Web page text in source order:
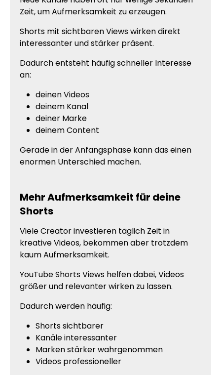
Zeit, um Aufmerksamkeit zu erzeugen.
Shorts mit sichtbaren Views wirken direkt
interessanter und stärker präsent.
Dadurch entsteht häufig schneller Interesse
an:
deinen Videos
deinem Kanal
deiner Marke
deinem Content
Gerade in der Anfangsphase kann das einen
enormen Unterschied machen.
Mehr Aufmerksamkeit für deine
Shorts
Viele Creator investieren täglich Zeit in
kreative Videos, bekommen aber trotzdem
kaum Aufmerksamkeit.
YouTube Shorts Views helfen dabei, Videos
größer und relevanter wirken zu lassen.
Dadurch werden häufig:
Shorts sichtbarer
Kanäle interessanter
Marken stärker wahrgenommen
Videos professioneller